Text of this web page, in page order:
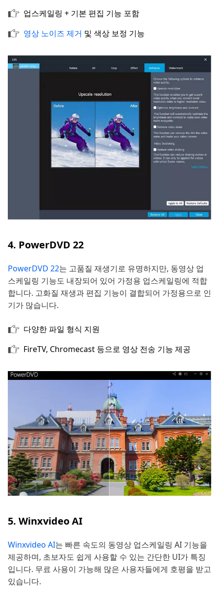
업스케일링 + 기본 편집 기능 포함
영상 노이즈 제거 및 색상 보정 기능
4. PowerDVD 22
PowerDVD 22는 고품질 재생기로 유명하지만, 동영상 업
스케일링 기능도 내장되어 있어 가정용 업스케일링에 적합
합니다. 고화질 재생과 편집 기능이 결합되어 가정용으로 인
기가 많습니다.
다양한 파일 형식 지원
FireTV, Chromecast 등으로 영상 전송 기능 제공
5. Winxvideo AI
Winxvideo AI는 빠른 속도의 동영상 업스케일링 AI 기능을
제공하며, 초보자도 쉽게 사용할 수 있는 간단한 UI가 특징
입니다. 무료 사용이 가능해 많은 사용자들에게 호평을 받고
있습니다.